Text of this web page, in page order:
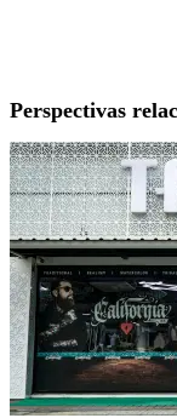
Perspectivas